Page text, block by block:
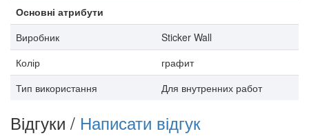
Основні атрибути
Виробник
Sticker Wall
Колір
графит
Тип використання
Для внутренних работ
Відгуки / Написати відгук